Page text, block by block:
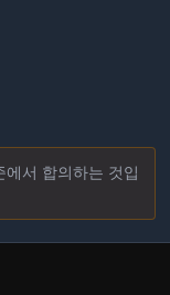
서 합의하는 것입